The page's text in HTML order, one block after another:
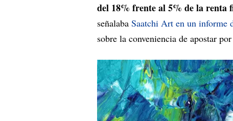
del 18% frente al 5% de la renta
señalaba Saatchi Art en un informe
sobre la conveniencia de apostar